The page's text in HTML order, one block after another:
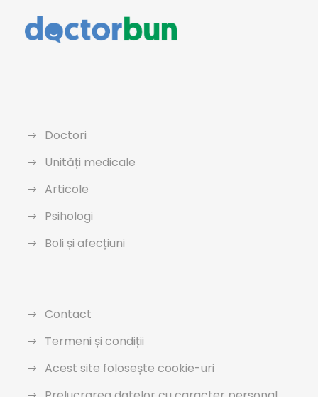
Doctori
Unități medicale
Articole
Psihologi
Boli și afecțiuni
Contact
Termeni și condiții
Acest site folosește cookie-uri